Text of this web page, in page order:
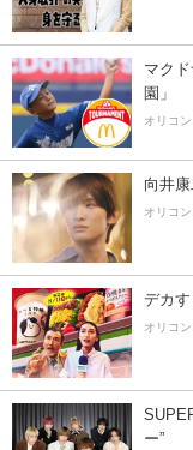
マク
園」
オリコ
向井
オリコ
デカ
オリコ
ー”